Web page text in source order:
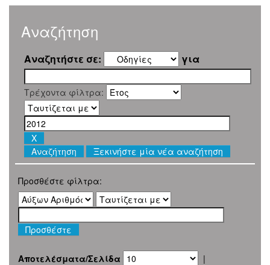
Αναζήτηση
Αναζητήστε σε: για
Τρέχοντα φίλτρα:
Ξεκινήστε μία νέα αναζήτηση
Προσθέστε φίλτρα:
Αποτελέσματα/Σελίδα
|